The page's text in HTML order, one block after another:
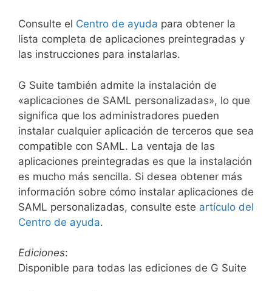
Consulte el Centro de ayuda para obtener la
lista completa de aplicaciones preintegradas y
las instrucciones para instalarlas.
G Suite también admite la instalación de
«aplicaciones de SAML personalizadas», lo que
significa que los administradores pueden
instalar cualquier aplicación de terceros que sea
compatible con SAML. La ventaja de las
aplicaciones preintegradas es que la instalación
es mucho más sencilla. Si desea obtener más
información sobre cómo instalar aplicaciones de
SAML personalizadas, consulte este artículo del
Centro de ayuda.
Ediciones:
Disponible para todas las ediciones de G Suite